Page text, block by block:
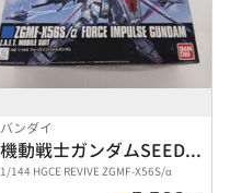
バンダイ
機動戦士ガンダムSEED DESTINY
1/144 HGCE REVIVE ZGMF-X56S/α